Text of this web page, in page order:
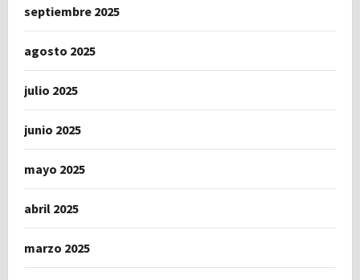
septiembre 2025
agosto 2025
julio 2025
junio 2025
mayo 2025
abril 2025
marzo 2025